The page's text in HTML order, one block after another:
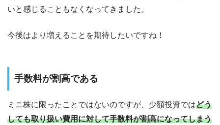
いと感じることもなくなってきました。
今後はより増えることを期待したいですね！
手数料が割高である
ミニ株に限ったことではないのですが、少額投資ではどう
しても取り扱い費用に対して手数料が割高になってしまう